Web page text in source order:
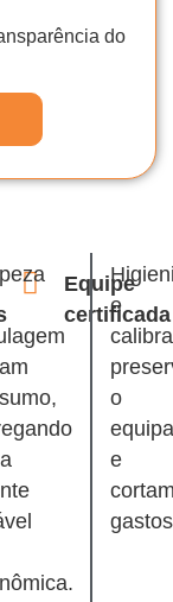
do
Equipe
certificada
e
o
e